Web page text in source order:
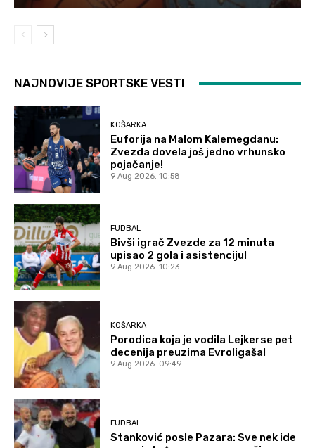
NAJNOVIJE SPORTSKE VESTI
KOŠARKA
Euforija na Malom Kalemegdanu:
Zvezda dovela još jedno vrhunsko
pojačanje!
9 Aug 2026. 10:58
FUDBAL
Bivši igrač Zvezde za 12 minuta
upisao 2 gola i asistenciju!
9 Aug 2026. 10:23
KOŠARKA
Porodica koja je vodila Lejkerse pet
decenija preuzima Evroligaša!
9 Aug 2026. 09:49
FUDBAL
Stanković posle Pazara: Sve nek ide